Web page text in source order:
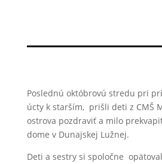
Poslednú októbrovú stredu pri
úcty k starším, prišli deti z CMŠ
ostrova pozdraviť a milo
dome v Dunajskej Lužnej.
Deti a sestry si spoločne